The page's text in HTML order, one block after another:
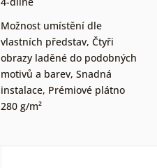
Možnost umístění dle
vlastních představ, Čtyři
obrazy laděné do podobných
motivů a barev, Snadná
instalace, Prémiové plátno
280 g/m²